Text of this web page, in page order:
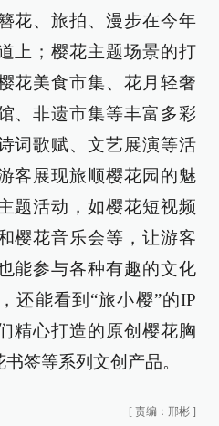
花、旅拍、漫步在今年
上；樱花主题场景的打
花美食市集、花月轻奢
、非遗市集等丰富多彩
词歌赋、文艺展演等活
客展现旅顺樱花园的魅
题活动，如樱花短视频
樱花音乐会等，让游客
能参与各种有趣的文化
还能看到“旅小樱”的IP
精心打造的原创樱花胸
签等系列文创产品。
[ 责编：邢彬 ]